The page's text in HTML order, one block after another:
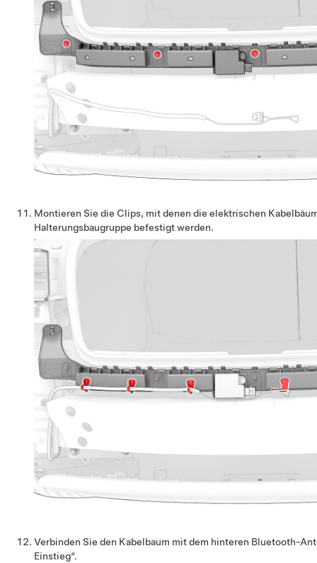
Montieren Sie die Clips, mit denen die elektrischen
Halterungsbaugruppe befestigt werden.
Verbinden Sie den Kabelbaum mit dem hinteren Bluetooth-
Einstieg“.